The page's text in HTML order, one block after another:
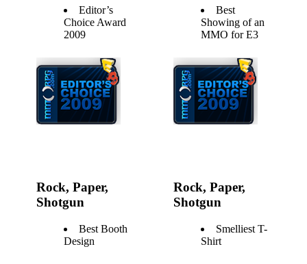
Editor’s
Choice Award
2009
Best
Showing of an
MMO for E3
Rock, Paper,
Shotgun
Best Booth
Design
Rock, Paper,
Shotgun
Smelliest T-
Shirt